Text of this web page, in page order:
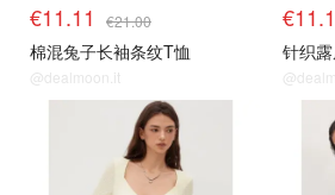
€11.11 €21.00
棉混兔子长袖条纹T恤
@dealmoon.it
针织